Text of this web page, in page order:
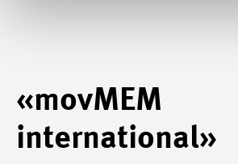
«movMEM
international»